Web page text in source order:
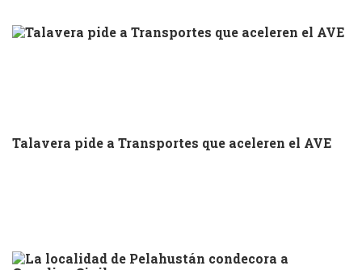
Talavera pide a Transportes que aceleren el AVE